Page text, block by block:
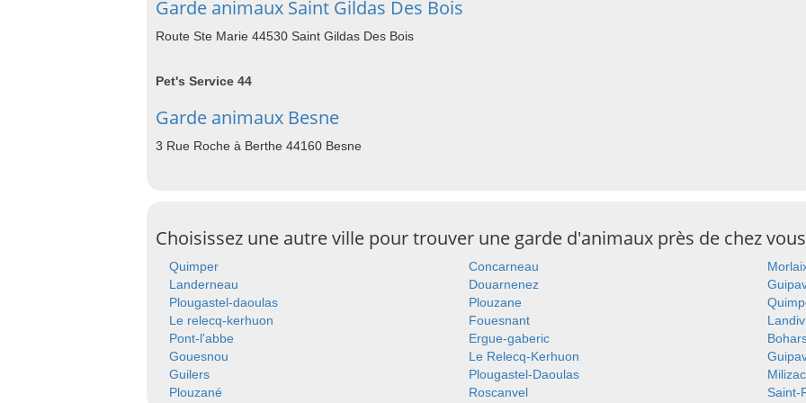
Garde animaux Saint Gildas Des Bois
Route Ste Marie 44530 Saint Gildas Des Bois
Pet's Service 44
Garde animaux Besne
3 Rue Roche à Berthe 44160 Besne
Choisissez une autre ville pour trouver une garde d'animaux près de chez vous
Quimper Concarneau
Landerneau
Douarnenez
Plougastel-daoulas
Plouzane
Le relecq-kerhuon
Fouesnant
Pont-l'abbe
Ergue-gaberic
Gouesnou
Le Relecq-Kerhuon
Guilers
Plougastel-Daoulas
Milizac
Plouzané
Roscanvel Saint-